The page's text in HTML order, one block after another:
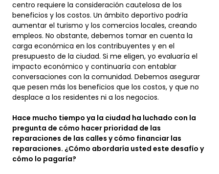
centro requiere la consideración cautelosa de los
beneficios y los costos. Un ámbito deportivo podría
aumentar el turismo y los comercios locales, creando
empleos. No obstante, debemos tomar en cuenta la
carga económica en los contribuyentes y en el
presupuesto de la ciudad. Si me eligen, yo evaluaría el
impacto económico y continuaría con entablar
conversaciones con la comunidad. Debemos asegurar
que pesen más los beneficios que los costos, y que no
desplace a los residentes ni a los negocios.
Hace mucho tiempo ya la ciudad ha luchado con la
pregunta de cómo hacer prioridad de las
reparaciones de las calles y cómo financiar las
reparaciones. ¿Cómo abordaría usted este desafío y
cómo lo pagaría?